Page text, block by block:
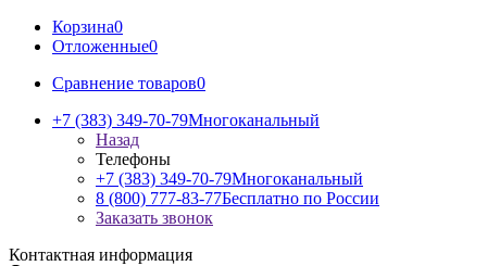
Корзина0
Отложенные0
Сравнение товаров0
+7 (383) 349-70-79Многоканальный
Назад
Телефоны
+7 (383) 349-70-79Многоканальный
8 (800) 777-83-77Бесплатно по России
Заказать звонок
Контактная информация